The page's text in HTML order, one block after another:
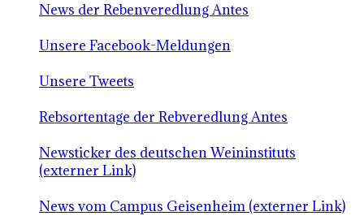
News der Rebenveredlung Antes
Unsere Facebook-Meldungen
Unsere Tweets
Rebsortentage der Rebveredlung Antes
Newsticker des deutschen Weininstituts
(externer Link)
News vom Campus Geisenheim (externer Link)